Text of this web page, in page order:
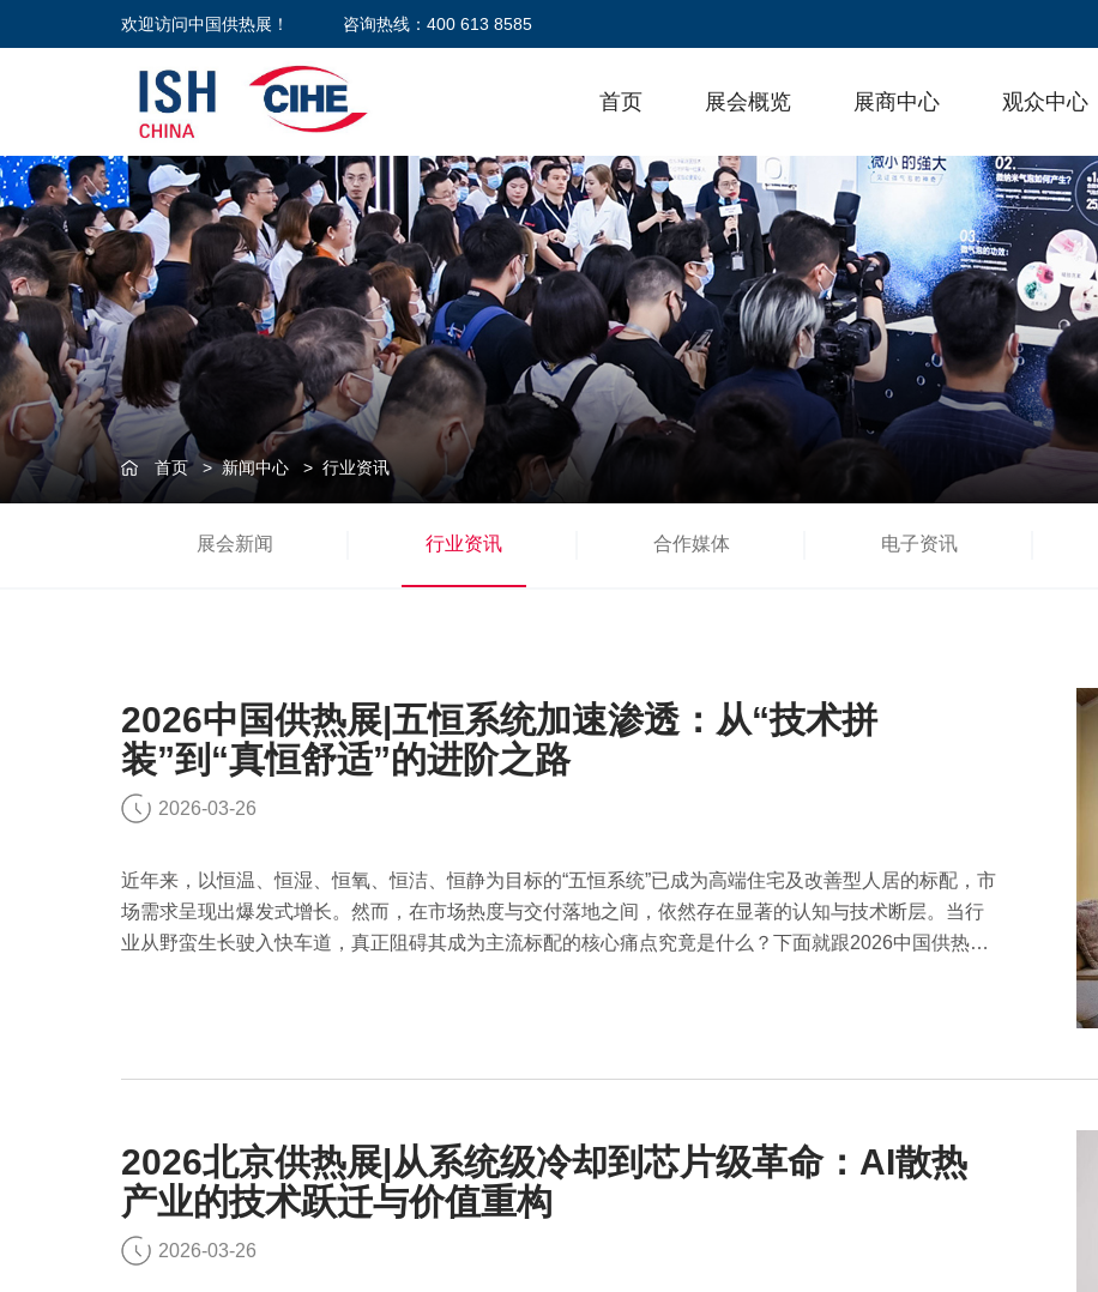
欢迎访问中国供热展！ 咨询热线：400 613 8585
首页 展会概览 展商中心 观众中心
首页>新闻中心> 行业资讯
展会新闻 行业资讯 合作媒体 电子资讯
2026中国供热展|五恒系统加速渗透：从“技术拼
装”到“真恒舒适”的进阶之路
2026-03-26
近年来，以恒温、恒湿、恒氧、恒洁、恒静为目标的“五恒系统”已成为高端住宅及改善型人居的标配，市
场需求呈现出爆发式增长。然而，在市场热度与交付落地之间，依然存在显著的认知与技术断层。当行
业从野蛮生长驶入快车道，真正阻碍其成为主流标配的核心痛点究竟是什么？下面就跟2026中国供热展
2026北京供热展|从系统级冷却到芯片级革命：AI散热
产业的技术跃迁与价值重构
2026-03-26